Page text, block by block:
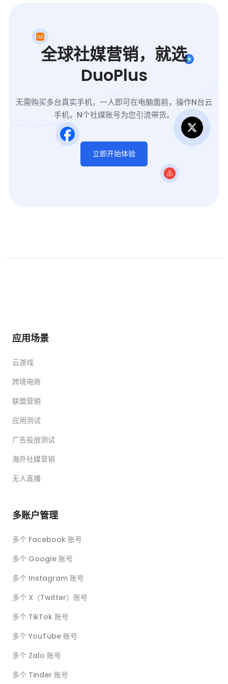
全球社媒营销，就选
DuoPlus
无需购买多台真实手机，一人即可在电脑面前，操作N台云
手机，N个社媒账号为您引流带货。
立即开始体验
应用场景
云游戏
跨境电商
联盟营销
应用测试
广告投放测试
海外社媒营销
无人直播
多账户管理
多个 Facebook 账号
多个 Google 账号
多个 Instagram 账号
多个 X（Twitter）账号
多个 TikTok 账号
多个 YouTube 账号
多个 Zalo 账号
多个 Tinder 账号